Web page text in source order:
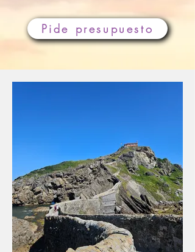
Pide presupuesto